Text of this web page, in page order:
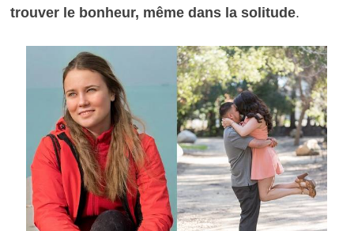
trouver le bonheur, même dans la solitude.